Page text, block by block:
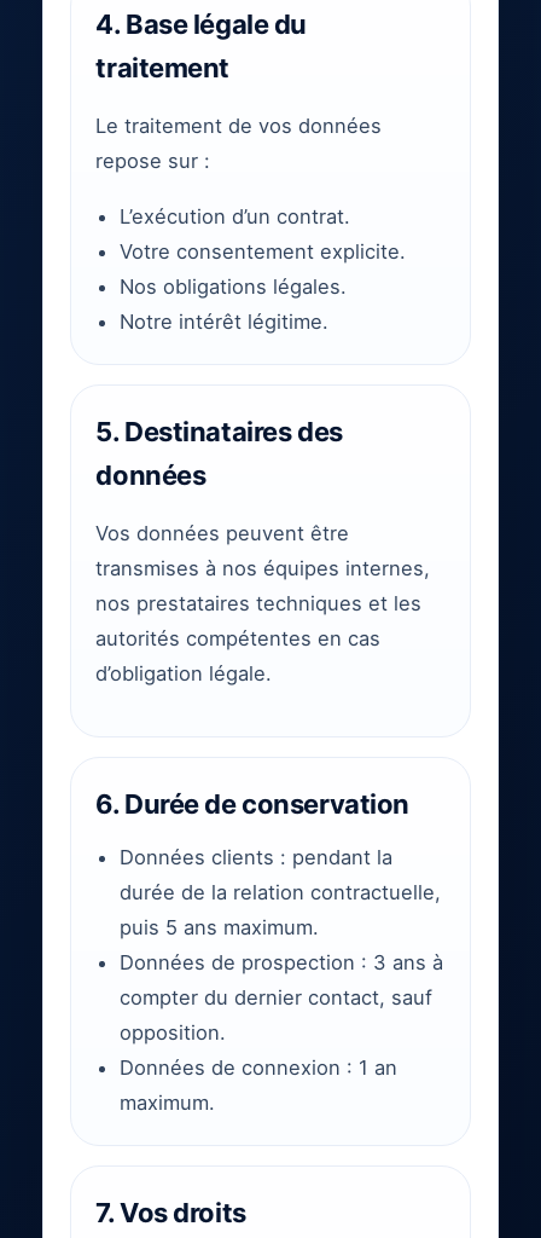
4. Base légale du
traitement
Le traitement de vos données
repose sur :
L’exécution d’un contrat.
Votre consentement explicite.
Nos obligations légales.
Notre intérêt légitime.
5. Destinataires des
données
Vos données peuvent être
transmises à nos équipes internes,
nos prestataires techniques et les
autorités compétentes en cas
d’obligation légale.
6. Durée de conservation
Données clients : pendant la
durée de la relation contractuelle,
puis 5 ans maximum.
Données de prospection : 3 ans à
compter du dernier contact, sauf
opposition.
Données de connexion : 1 an
maximum.
7. Vos droits